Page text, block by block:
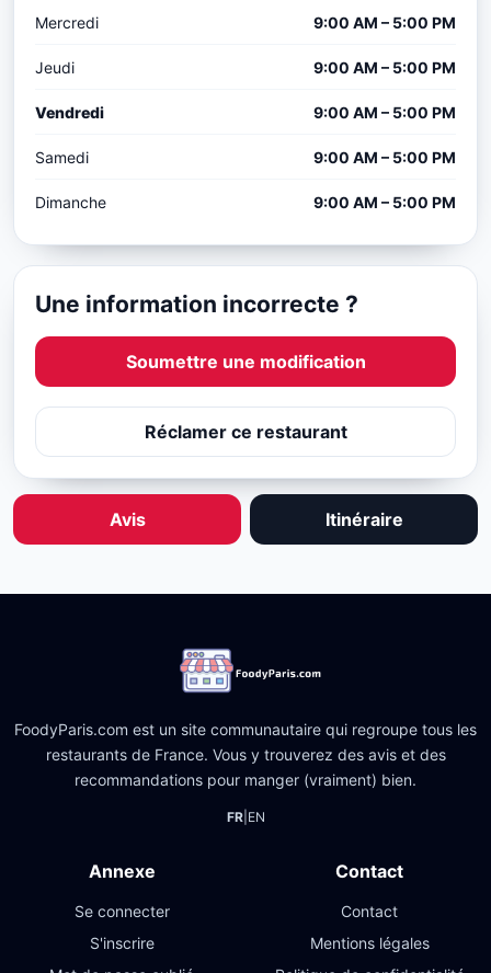
Mercredi 9:00 AM – 5:00 PM
Jeudi 9:00 AM – 5:00 PM
Vendredi 9:00 AM – 5:00 PM
Samedi 9:00 AM – 5:00 PM
Dimanche 9:00 AM – 5:00 PM
Une information incorrecte ?
Soumettre une modification
Réclamer ce restaurant
Avis Itinéraire
FoodyParis.com est un site communautaire qui regroupe tous les
restaurants de France. Vous y trouverez des avis et des
recommandations pour manger (vraiment) bien.
FR| EN
Annexe
Se connecter
S'inscrire
Contact
Contact
Mentions légales